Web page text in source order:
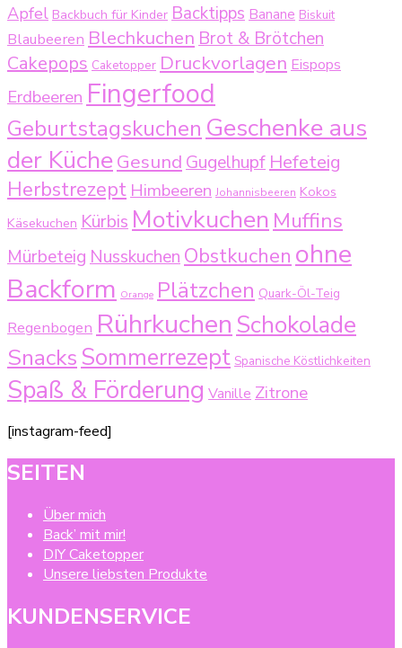
Apfel Backbuch für Kinder Backtipps Banane Biskuit
Blaubeeren Blechkuchen Brot & Brötchen
Cakepops Caketopper Druckvorlagen Eispops
Erdbeeren Fingerfood
Geburtstagskuchen Geschenke aus
der KücheGesund Gugelhupf Hefeteig
Herbstrezept Himbeeren Johannisbeeren Kokos
Käsekuchen Kürbis Motivkuchen Muffins
Mürbeteig Nusskuchen Obstkuchen ohne
Backform Orange Plätzchen Quark-Öl-Teig
Regenbogen Rührkuchen Schokolade
SnacksSommerrezept Spanische Köstlichkeiten
Spaß & Förderung Vanille Zitrone
[instagram-feed]
SEITEN
Über mich
Back’ mit mir!
DIY Caketopper
Unsere liebsten Produkte
KUNDENSERVICE